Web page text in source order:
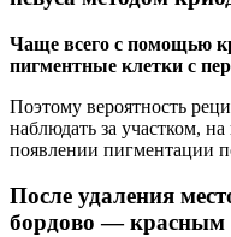
Чаще всего с помощью
пигментные клетки с
Поэтому вероятность
наблюдать за участком,
появлении пигментации
После удаления
бордово — красным